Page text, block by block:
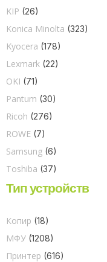
KIP (26)
Konica Minolta (323)
Kyocera (178)
Lexmark (22)
OKI (71)
Pantum (30)
Ricoh (276)
ROWE (7)
Samsung (6)
Toshiba (37)
Тип устройств
Копир (18)
МФУ (1208)
Принтер (616)